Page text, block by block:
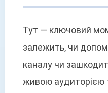
Тут — ключовий
залежить, чи
каналу чи
живою аудиторією